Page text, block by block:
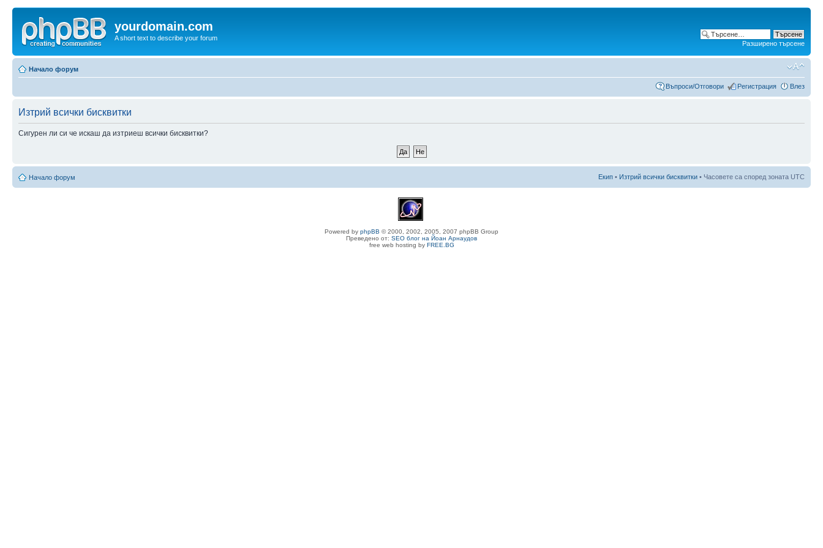
yourdomain.com
A short text to describe your forum
Разширено търсене
Начало форум
Въпроси/Отговори Регистрация Влез
Изтрий всички бисквитки
Сигурен ли си че искаш да изтриеш всички бисквитки?
Начало форум Екип • Изтрий всички бисквитки • Часовете са според зоната UTC
Powered by phpBB © 2000, 2002, 2005, 2007 phpBB Group
Преведено от: SEO блог на Йоан Арнаудов
free web hosting by FREE.BG